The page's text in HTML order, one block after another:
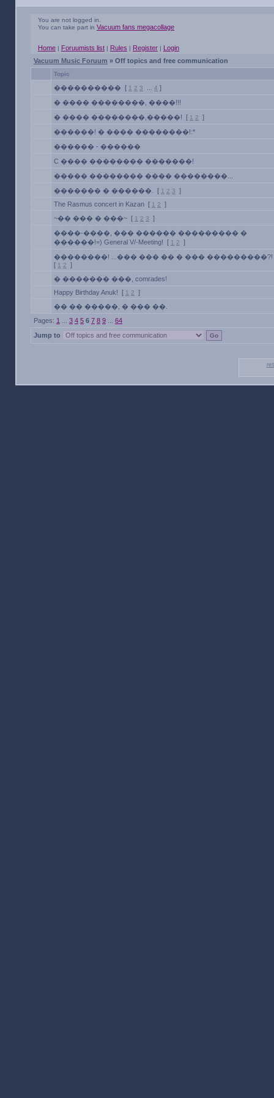
You are not logged in.
You can take part in Vacuum fans megacollage
Home | Foruumists list | Rules | Register | Login
Vacuum Music Foruum » Off topics and free communication
Topic
���������� [ 1 2 3 4 ]
� ���� ��������, ����!!!
� ���� ��������,�����! [ 1 2
]
������! � ���� ��������!:*
������ - ������
C ���� �������� �������!
����� �������� ���� ��������...
������� � ������.
[ 1 2 3
]
The Rasmus concert in Kazan [ 1 2
]
~�� ��� � ���~ [ 1 2 3
]
����-����, ��� ������ ��������� �
������!=) General V/-Meeting! [ 1 2
]
��������! ...��� ��� �� � ��� ���������?!
[ 1 2
]
� ������� ���, comrades!
Happy Birthday Anuk! [ 1 2
]
�� �� �����, � ��� ��.
Pages: 1 3 4 5 6 7 8 9
64
Jump to